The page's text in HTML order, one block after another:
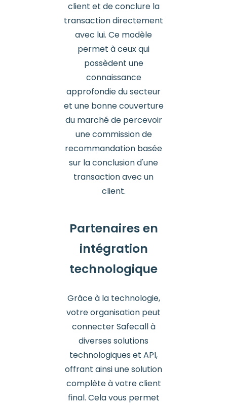
client et de conclure la
transaction directement
avec lui. Ce modèle
permet à ceux qui
possèdent une
connaissance
approfondie du secteur
et une bonne couverture
du marché de percevoir
une commission de
recommandation basée
sur la conclusion d'une
transaction avec un
client.
Partenaires en
intégration
technologique
Grâce à la technologie,
votre organisation peut
connecter Safecall à
diverses solutions
technologiques et API,
offrant ainsi une solution
complète à votre client
final. Cela vous permet